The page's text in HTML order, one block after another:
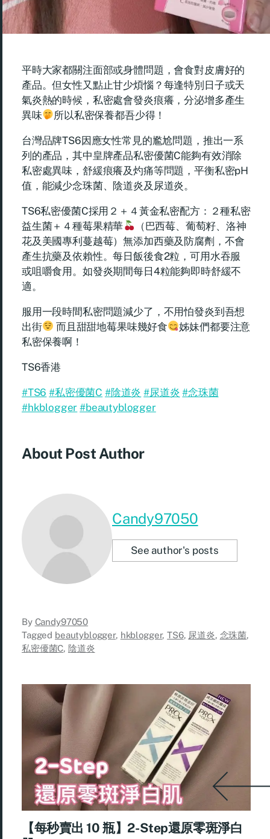
平時大家都關注面部或身體問題，會食對皮膚好的
產品。但女性又點止甘少煩惱？每逢特別日子或天
氣炎熱的時候，私密處會發炎痕癢，分泌增多產生
異味
所以私密保養都吾少得！
台灣品牌‭TS6‬因應女性常見的‭尷尬問題，推出一系
列的‬產品‭，其中‬皇牌產品‭私密優菌C能夠‬有效消除
私密處異味，舒緩痕癢及灼痛等問題，平衡私密pH
值，能減少念珠菌、陰道炎及尿道炎。
TS‭6私密優菌C採用２＋４黃金私密配方：２種私密
益生菌＋４種莓果精華
（‬巴西莓‭、‬葡萄籽‭、洛神
花及美國專利‬蔓越莓‭）‬無添加西藥及防腐劑，不會
產生抗藥及依賴性‭。‬每日飯後食2粒，可用水吞服
或咀嚼食用。如發炎期間每日4粒能夠即時舒緩不
適。
服用一段時間私密問題減少了，不用怕發炎到吾想
出街
而且甜甜地莓果味幾好食
姊妹們都要注意
私密保養啊！
TS6香港
#TS6 #私密優菌C #陰道炎 #尿道炎 #念珠菌
#hkblogger #beautyblogger
About Post Author
Candy97050
See author's posts
By Candy97050
Tagged beautyblogger, hkblogger,TS6, 尿道炎, 念珠菌,
私密優菌C, 陰道炎
【每秒賣出 10 瓶】2-Step還原零斑淨白